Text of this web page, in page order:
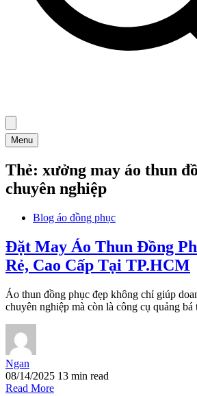
Menu
Thẻ: xưởng may áo thun
chuyên nghiệp
Blog áo đồng phục
Đặt May Áo Thun Đồng
Rẻ, Cao Cấp Tại TP.HCM
Áo thun đồng phục đẹp không chỉ giúp
chuyên nghiệp mà còn là công cụ quảng
Ngan
08/14/2025 13 min read
Read More